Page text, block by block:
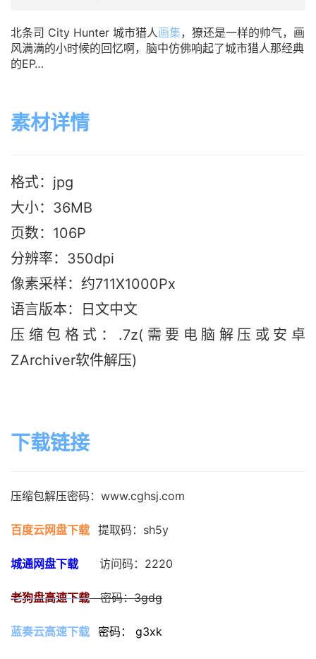
北条司 City Hunter 城市猎人画集，獠还是一样的帅气，画
风满满的小时候的回忆啊，脑中仿佛响起了城市猎人那经典
的EP…
素材详情
格式：jpg
大小：36MB
页数：106P
分辨率：350dpi
像素采样：约711X1000Px
语言版本：日文中文
压缩包格式：.7z(需要电脑解压或安卓
ZArchiver软件解压)
下载链接
压缩包解压密码：www.cghsj.com
百度云网盘下载 提取码：sh5y
城通网盘下载 访问码：2220
老狗盘高速下载 密码：3gdg
蓝奏云高速下载 密码： g3xk